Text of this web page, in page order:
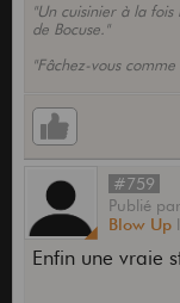
"Un cuisinier à la fois
de Bocuse."
"Fâchez-vous
#759
Publié par
Blow Up
Enfin une vraie